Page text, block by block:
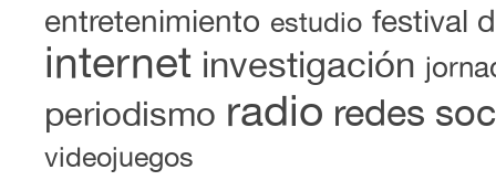
entretenimiento estudio festival
internet investigación
periodismo radio redes
videojuegos